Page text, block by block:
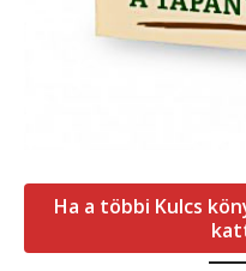
Ha a többi Kulcs